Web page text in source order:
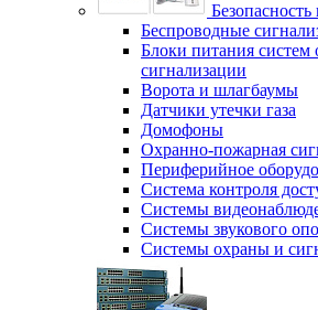
Беспроводные
Блоки питания систем
сигнализации
Ворота и шлагбаумы
Датчики утечки газа
Домофоны
Охранно-пожарная
Периферийное
Система контроля
Системы
Системы звукового
Системы охраны и